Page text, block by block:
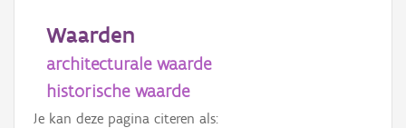
Waarden
architecturale waarde
historische waarde
Je kan deze pagina citeren als: